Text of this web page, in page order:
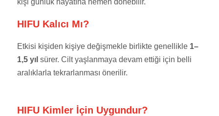
kişi günlük hayatına hemen dönebilir.
HIFU Kalıcı Mı?
Etkisi kişiden kişiye değişmekle birlikte genellikle 1–
1,5 yıl sürer. Cilt yaşlanmaya devam ettiği için belli
aralıklarla tekrarlanması önerilir.
HIFU Kimler İçin Uygundur?